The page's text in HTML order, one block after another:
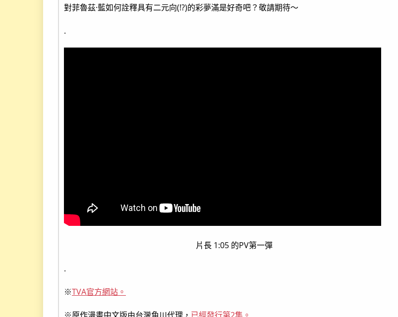
對菲魯茲·藍如何詮釋具有二元向(!?)的彩夢滿是好奇吧？敬請期待～
.
片長 1:05 的PV第一彈
.
※TVA官方網站。
※原作漫畫中文版由台灣角川代理， 已經發行第2集。